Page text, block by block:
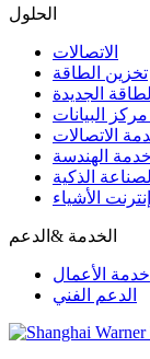
تخزين الطاقة
البيانات
الاتصالات
خدمة الهندسة
الذكية
الأشياء
الخدمة &الدعم
خدمة الأعمال
الدعم الفني